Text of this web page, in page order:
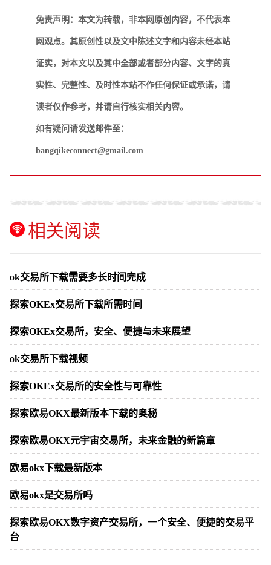
免责声明：本文为转载，非本网原创内容，不代表本
网观点。其原创性以及文中陈述文字和内容未经本站
证实，对本文以及其中全部或者部分内容、文字的真
实性、完整性、及时性本站不作任何保证或承诺，请
读者仅作参考，并请自行核实相关内容。
如有疑问请发送邮件至：
bangqikeconnect@gmail.com
相关阅读
ok交易所下载需要多长时间完成
探索OKEx交易所下载所需时间
探索OKEx交易所，安全、便捷与未来展望
ok交易所下载视频
探索OKEx交易所的安全性与可靠性
探索欧易OKX最新版本下载的奥秘
探索欧易OKX元宇宙交易所，未来金融的新篇章
欧易okx下载最新版本
欧易okx是交易所吗
探索欧易OKX数字资产交易所，一个安全、便捷的交易平
台